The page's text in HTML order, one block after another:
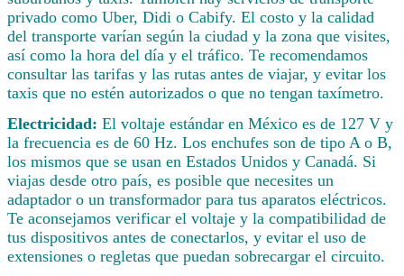
privado como Uber, Didi o Cabify. El costo y la calidad
del transporte varían según la ciudad y la zona que visites,
así como la hora del día y el tráfico. Te recomendamos
consultar las tarifas y las rutas antes de viajar, y evitar los
taxis que no estén autorizados o que no tengan taxímetro.
Electricidad: El voltaje estándar en México es de 127 V y
la frecuencia es de 60 Hz. Los enchufes son de tipo A o B,
los mismos que se usan en Estados Unidos y Canadá. Si
viajas desde otro país, es posible que necesites un
adaptador o un transformador para tus aparatos eléctricos.
Te aconsejamos verificar el voltaje y la compatibilidad de
tus dispositivos antes de conectarlos, y evitar el uso de
extensiones o regletas que puedan sobrecargar el circuito.